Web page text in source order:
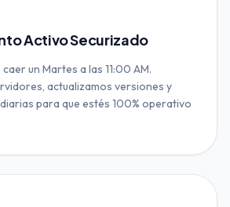
Activo Securizado
un Martes a las 11:00 AM.
actualizamos versiones y
para que estés 100% operativo